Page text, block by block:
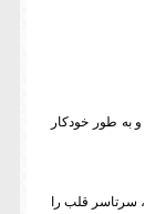
به طور خودکار
سرتاسر قلب را